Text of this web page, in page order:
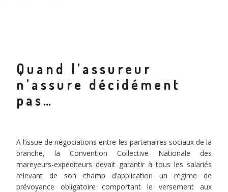
Quand l’assureur
n’assure décidément
pas…
A l’issue de négociations entre les partenaires sociaux de la
branche, la Convention Collective Nationale des
mareyeurs-expéditeurs devait garantir à tous les salariés
relevant de son champ d’application un régime de
prévoyance obligatoire comportant le versement aux